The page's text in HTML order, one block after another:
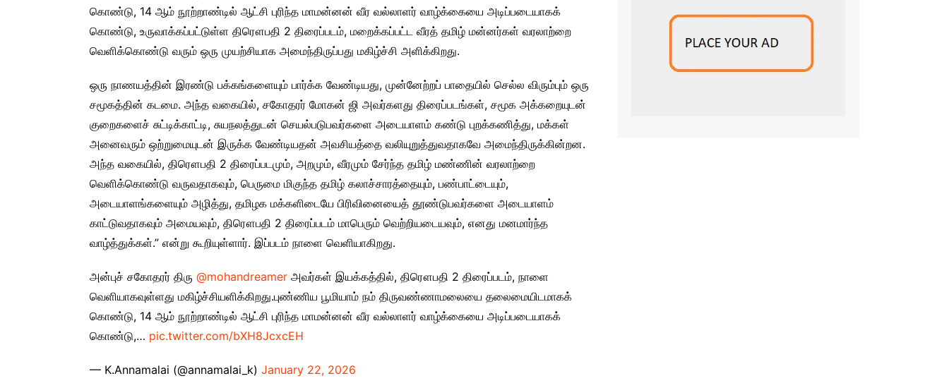
கொண்டு, 14 ஆம் நூற்றாண்டில் ஆட்சி புரிந்த மாமன்னன் வீர வல்லாளர் வாழ்க்கையை அடிப்படையாகக்
கொண்டு, உருவாக்கப்பட்டுள்ள திரௌபதி 2 திரைப்படம், மறைக்கப்பட்ட வீரத் தமிழ் மன்னர்கள் வரலாற்றை
வெளிக்கொண்டு வரும் ஒரு முயற்சியாக அமைந்திருப்பது மகிழ்ச்சி அளிக்கிறது.
ஒரு நாணயத்தின் இரண்டு பக்கங்களையும் பார்க்க வேண்டியது, முன்னேற்றப் பாதையில் செல்ல விரும்பும் ஒரு
சமூகத்தின் கடமை. அந்த வகையில், சகோதரர் மோகன் ஜி அவர்களது திரைப்படங்கள், சமூக அக்கறையுடன்
குறைகளைச் சுட்டிக்காட்டி, சுயநலத்துடன் செயல்படுபவர்களை அடையாளம் கண்டு புறக்கணித்து, மக்கள்
அனைவரும் ஒற்றுமையுடன் இருக்க வேண்டியதன் அவசியத்தை வலியுறுத்துவதாகவே அமைந்திருக்கின்றன.
அந்த வகையில், திரௌபதி 2 திரைப்படமும், அறமும், வீரமும் சேர்ந்த தமிழ் மண்ணின் வரலாற்றை
வெளிக்கொண்டு வருவதாகவும், பெருமை மிகுந்த தமிழ் கலாச்சாரத்தையும், பண்பாட்டையும்,
அடையாளங்களையும் அழித்து, தமிழக மக்களிடையே பிரிவினையைத் தூண்டுபவர்களை அடையாளம்
காட்டுவதாகவும் அமையவும், திரௌபதி 2 திரைப்படம் மாபெரும் வெற்றியடையவும், எனது மனமார்ந்த
வாழ்த்துக்கள்.” என்று கூறியுள்ளார். இப்படம் நாளை வெளியாகிறது.
அன்புச் சகோதரர் திரு @mohandreamer அவர்கள் இயக்கத்தில், திரௌபதி 2 திரைப்படம், நாளை
வெளியாகவுள்ளது மகிழ்ச்சியளிக்கிறது.புண்ணிய பூமியாம் நம் திருவண்ணாமலையை தலைமையிடமாகக்
கொண்டு, 14 ஆம் நூற்றாண்டில் ஆட்சி புரிந்த மாமன்னன் வீர வல்லாளர் வாழ்க்கையை அடிப்படையாகக்
கொண்டு,… pic.twitter.com/bXH8JcxcEH
— K.Annamalai (@annamalai_k) January 22, 2026